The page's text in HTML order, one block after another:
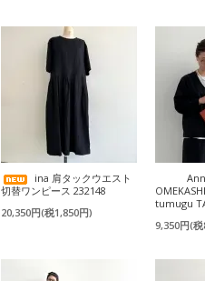
ina 肩タックウエスト
切替ワンピース 232148
20,350円(税1,850円)
tumugu
9,350円(